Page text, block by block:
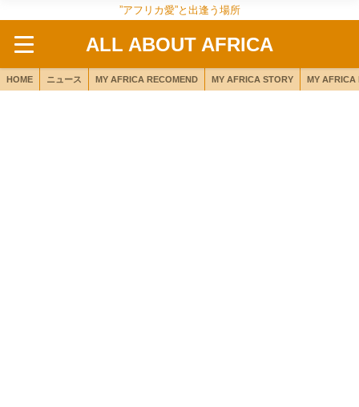
”アフリカ愛”と出逢う場所
ALL ABOUT AFRICA
HOME ニュース MY AFRICA RECOMEND MY AFRICA STORY MY AFRICA